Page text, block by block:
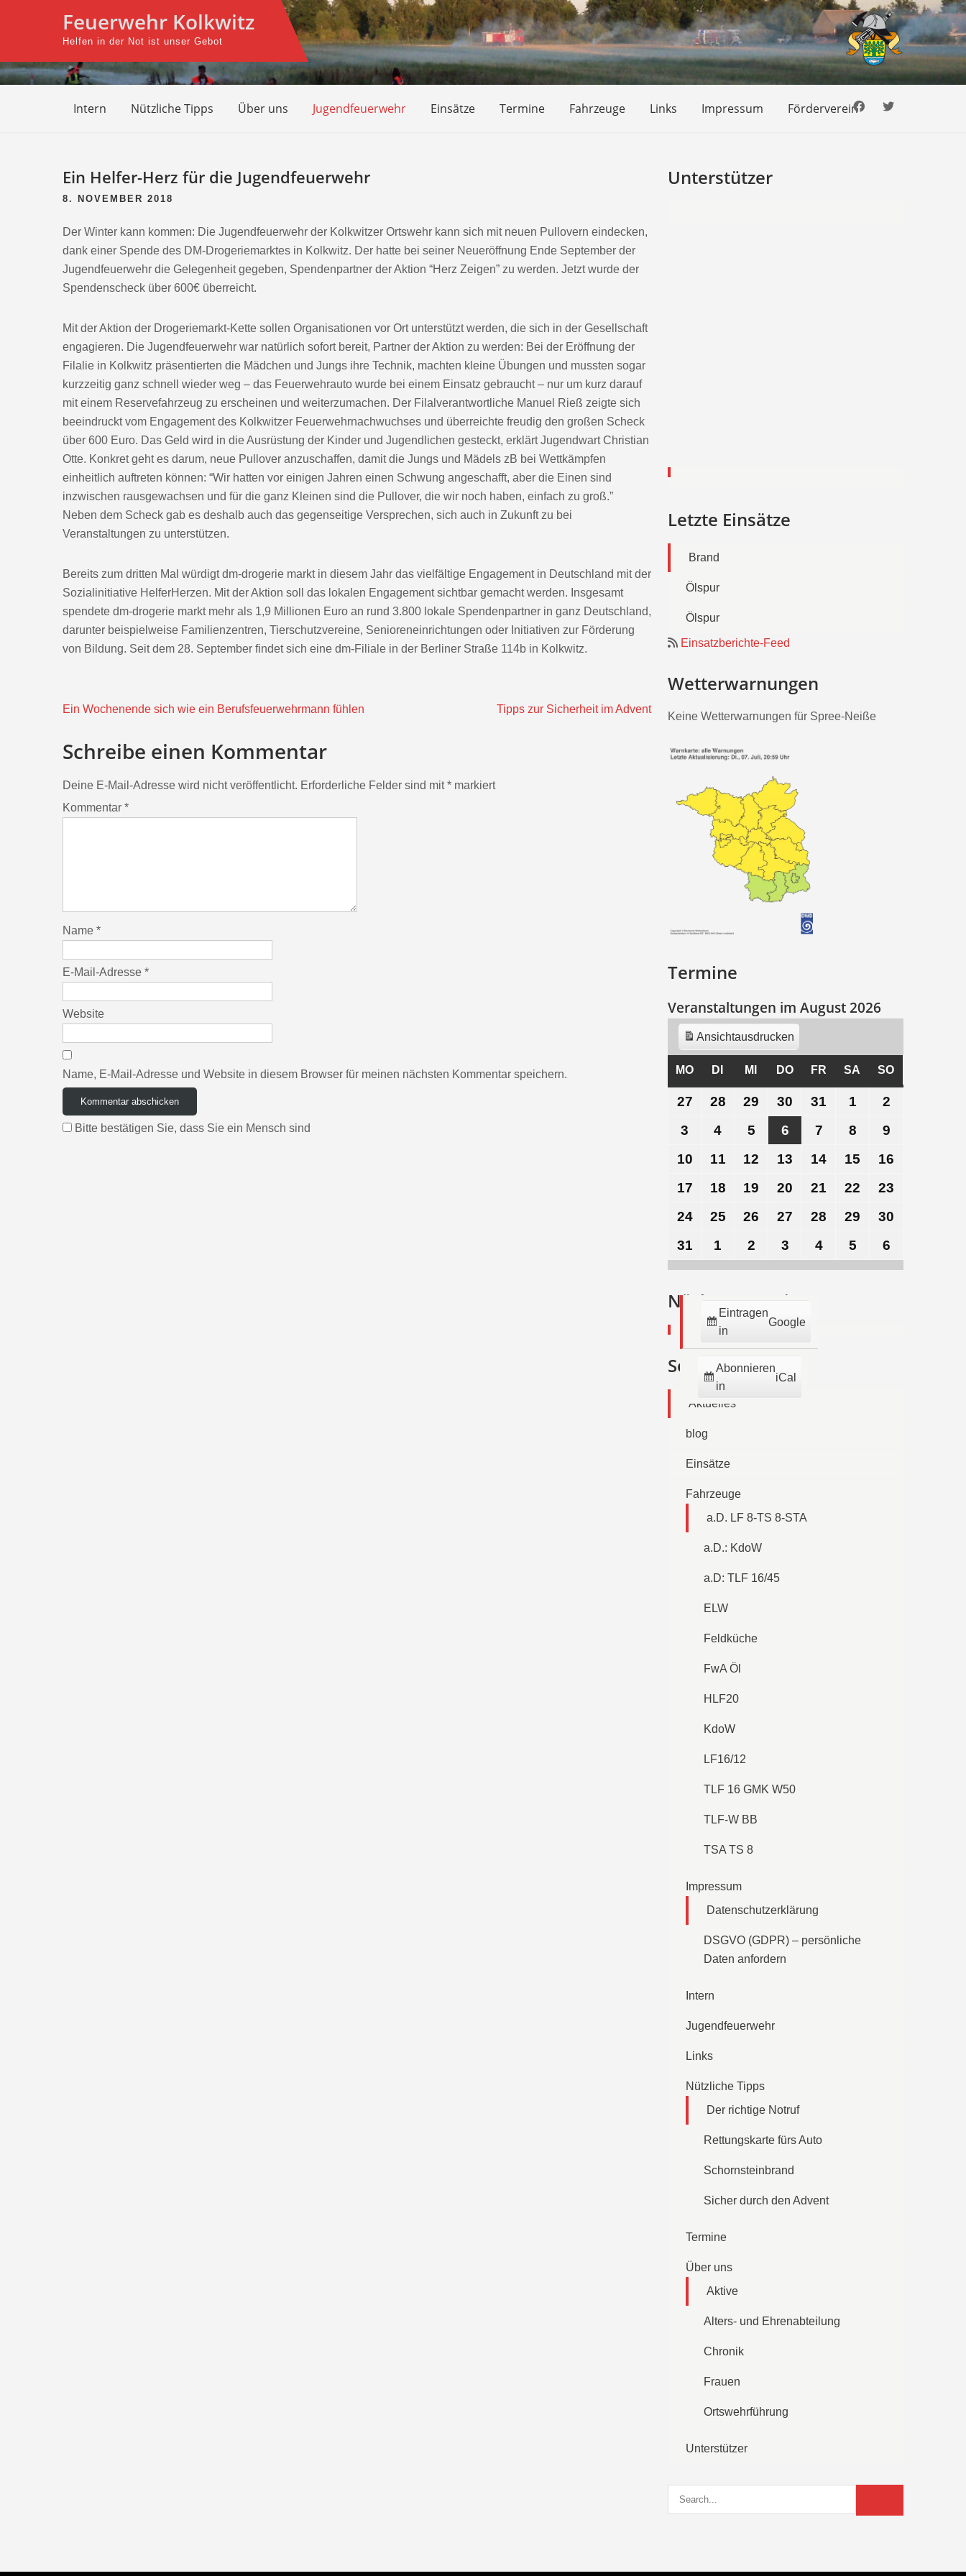
Feuerwehr Kolkwitz
Helfen in der Not ist unser Gebot
Intern Nützliche Tipps Über uns Jugendfeuerwehr Einsätze Termine Fahrzeuge Links Impressum Förderverein
Ein Helfer-Herz für die Jugendfeuerwehr
8. NOVEMBER 2018
Der Winter kann kommen: Die Jugendfeuerwehr der Kolkwitzer Ortswehr kann sich mit neuen Pullovern eindecken,
dank einer Spende des DM-Drogeriemarktes in Kolkwitz. Der hatte bei seiner Neueröffnung Ende September der
Jugendfeuerwehr die Gelegenheit gegeben, Spendenpartner der Aktion “Herz Zeigen” zu werden. Jetzt wurde der
Spendenscheck über 600€ überreicht.
Mit der Aktion der Drogeriemarkt-Kette sollen Organisationen vor Ort unterstützt werden, die sich in der Gesellschaft
engagieren. Die Jugendfeuerwehr war natürlich sofort bereit, Partner der Aktion zu werden: Bei der Eröffnung der
Filalie in Kolkwitz präsentierten die Mädchen und Jungs ihre Technik, machten kleine Übungen und mussten sogar
kurzzeitig ganz schnell wieder weg – das Feuerwehrauto wurde bei einem Einsatz gebraucht – nur um kurz darauf
mit einem Reservefahrzeug zu erscheinen und weiterzumachen. Der Filalverantwortliche Manuel Rieß zeigte sich
beeindruckt vom Engagement des Kolkwitzer Feuerwehrnachwuchses und überreichte freudig den großen Scheck
über 600 Euro. Das Geld wird in die Ausrüstung der Kinder und Jugendlichen gesteckt, erklärt Jugendwart Christian
Otte. Konkret geht es darum, neue Pullover anzuschaffen, damit die Jungs und Mädels zB bei Wettkämpfen
einheitlich auftreten können: “Wir hatten vor einigen Jahren einen Schwung angeschafft, aber die Einen sind
inzwischen rausgewachsen und für die ganz Kleinen sind die Pullover, die wir noch haben, einfach zu groß.”
Neben dem Scheck gab es deshalb auch das gegenseitige Versprechen, sich auch in Zukunft zu bei
Veranstaltungen zu unterstützen.
Bereits zum dritten Mal würdigt dm-drogerie markt in diesem Jahr das vielfältige Engagement in Deutschland mit der
Sozialinitiative HelferHerzen. Mit der Aktion soll das lokalen Engagement sichtbar gemacht werden. Insgesamt
spendete dm-drogerie markt mehr als 1,9 Millionen Euro an rund 3.800 lokale Spendenpartner in ganz Deutschland,
darunter beispielweise Familienzentren, Tierschutzvereine, Senioreneinrichtungen oder Initiativen zur Förderung
von Bildung. Seit dem 28. September findet sich eine dm-Filiale in der Berliner Straße 114b in Kolkwitz.
Beitragsnavigation
Ein Wochenende sich wie ein Berufsfeuerwehrmann fühlen Tipps zur Sicherheit im Advent
Schreibe einen Kommentar
Deine E-Mail-Adresse wird nicht veröffentlicht. Erforderliche Felder sind mit* markiert
Kommentar *
Name *
E-Mail-Adresse *
Website
Name, E-Mail-Adresse und Website in diesem Browser für meinen nächsten Kommentar speichern.
Bitte bestätigen Sie, dass Sie ein Mensch sind
Unterstützer
Letzte Einsätze
Brand
Ölspur
Ölspur
Einsatzberichte-Feed
Wetterwarnungen
Keine Wetterwarnungen für Spree-Neiße
Termine
Veranstaltungen im August 2026
Ansichtausdrucken
MOMONTAG
DI DIENSTAG
MI MITTWOCH
DODONNERSTAG
FR FREITAG
SA SAMSTAG
SO
27 27.28 28.
Juli
29 29.
Juli
2026
30 30.
Juli
2026
31
Juli
1
August
2
3
August
4
August
5
August
6
August
7
August
8
August
9
August
10 10.
August
11 11.
August
12 12.
August
13 13.
August
14 14.
August
15 15.
August
16
17 17.
August
18 18.
August
19 19.
August
20 20.
August
21 21.
August
22 22.
August
23
2424.
August
2026
25 25.
August
2026
26 26.
August
2026
27 27.
August
2026
28 28.
August
2026
29 29.
August
2026
30
2026
31
August
1
September
2
September
3
September
44.
September
5
September
6
September
Eintragen
in
Google
Abonnieren
in
iCal
Nächste Termine:
Seiten
Aktuelles
blog
Einsätze
Fahrzeuge
a.D. LF 8-TS 8-STA
a.D.: KdoW
a.D: TLF 16/45
ELW
Feldküche
FwA Öl
HLF20
KdoW
LF16/12
TLF 16 GMK W50
TLF-W BB
TSA TS 8
Impressum
Datenschutzerklärung
DSGVO (GDPR) – persönliche
Daten anfordern
Intern
Jugendfeuerwehr
Links
Nützliche Tipps
Der richtige Notruf
Rettungskarte fürs Auto
Schornsteinbrand
Sicher durch den Advent
Termine
Über uns
Aktive
Alters- und Ehrenabteilung
Chronik
Frauen
Ortswehrführung
Unterstützer